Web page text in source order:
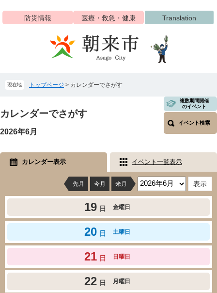
ジ
ュ
へ
防災情報 医療・救急・健康 Translation
現在地 トップページ > カレンダーでさがす
文
カレンダーでさがす
複数期間開催
のイベント
イベント検索
2026年6月
カレンダー表示 イベント一覧表示
先月 今月 来月
19 日 金曜日
20 日 土曜日
21 日 日曜日
22 日 月曜日